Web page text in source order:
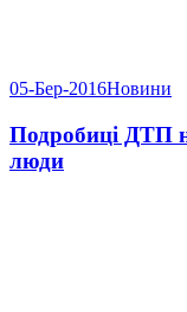
05-Бер-2016Новини
Подробиці ДТП
люди